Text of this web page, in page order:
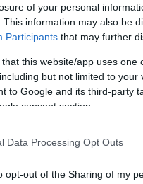
of your personal
This information may also be
Participants that may further
that this website/app uses
but not limited to
to Google and its third-party
consent section.
Data Processing Opt Outs
opt-out of the Sharing of my
της